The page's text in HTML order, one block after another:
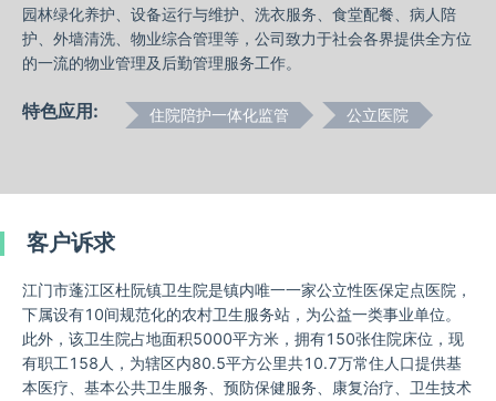
园林绿化养护、设备运行与维护、洗衣服务、食堂配餐、病人陪
护、外墙清洗、物业综合管理等，公司致力于社会各界提供全方位
的一流的物业管理及后勤管理服务工作。
特色应用: 住院陪护一体化监管 公立医院
客户诉求
江门市蓬江区杜阮镇卫生院是镇内唯一一家公立性医保定点医院，
下属设有10间规范化的农村卫生服务站，‌为公益一类事业单位。‌
此外，‌该卫生院占地面积5000平方米，‌拥有150张住院床位，‌现
有职工158人，为辖区内80.5平方公里共10.7万常住人口提供基
本医疗、基本公共卫生服务、预防保健服务、康复治疗、卫生技术